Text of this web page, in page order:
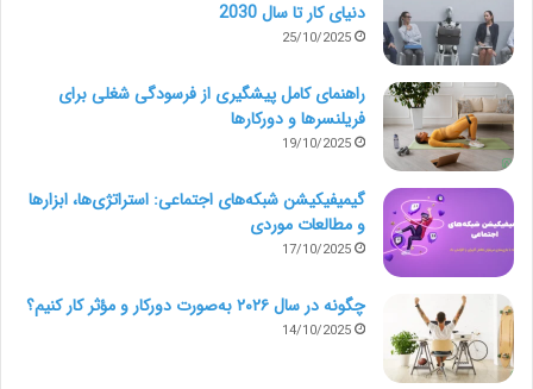
دنیای کار تا سال 2030
25/10/2025
راهنمای کامل پیشگیری از فرسودگی شغلی برای
فریلنسرها و دورکارها
19/10/2025
گیمیفیکیشن شبکه‌های اجتماعی: استراتژی‌ها، ابزارها
و مطالعات موردی
17/10/2025
چگونه در سال ۲۰۲۶ به‌صورت دورکار و مؤثر کار کنیم؟
14/10/2025